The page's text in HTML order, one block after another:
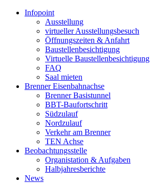
Infopoint
Ausstellung
virtueller Ausstellungsbesuch
Öffnungszeiten & Anfahrt
Baustellenbesichtigung
Virtuelle Baustellenbesichtigung
FAQ
Saal mieten
Brenner Eisenbahnachse
Brenner Basistunnel
BBT-Baufortschritt
Südzulauf
Nordzulauf
Verkehr am Brenner
TEN Achse
Beobachtungsstelle
Organistation & Aufgaben
Halbjahresberichte
News